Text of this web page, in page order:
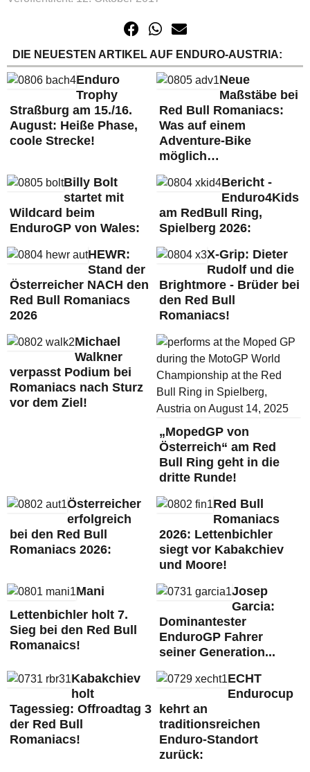
DIE NEUESTEN ARTIKEL AUF ENDURO-AUSTRIA:
Enduro
Trophy
Straßburg am 15./16.
August: Heiße Phase,
coole Strecke!
Neue
Maßstäbe bei
Red Bull Romaniacs:
Was auf einem
Adventure-Bike
möglich…
Billy Bolt
startet mit
Wildcard beim
EnduroGP von Wales:
Bericht -
Enduro4Kids
am RedBull Ring,
Spielberg 2026:
HEWR:
Stand der
Österreicher NACH den
Red Bull Romaniacs
2026
X-Grip: Dieter
Rudolf und die
Brightmore - Brüder bei
den Red Bull
Romaniacs!
Michael
Walkner
verpasst Podium bei
Romaniacs nach Sturz
vor dem Ziel!
„MopedGP von
Österreich“ am Red
Bull Ring geht in die
dritte Runde!
Österreicher
erfolgreich
bei den Red Bull
Romaniacs 2026:
Red Bull
Romaniacs
2026: Lettenbichler
siegt vor Kabakchiev
und Moore!
Mani
Lettenbichler holt 7.
Sieg bei den Red Bull
Romanaics!
Josep
Garcia:
Dominantester
EnduroGP Fahrer
seiner Generation...
Kabakchiev
holt
Tagessieg: Offroadtag 3
der Red Bull
Romaniacs!
ECHT
Endurocup
kehrt an
traditionsreichen
Enduro-Standort
zurück: